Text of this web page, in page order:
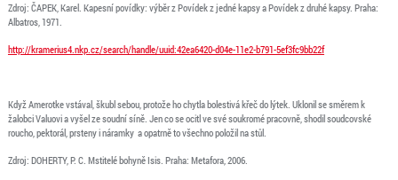
Zdroj: ČAPEK, Karel. Kapesní povídky: výběr z Povídek z jedné kapsy a Povídek z druhé kapsy. Praha:
Albatros, 1971.
http://kramerius4.nkp.cz/search/handle/uuid:42ea6420-d04e-11e2-b791-5ef3fc9bb22f
Když Amerotke vstával, škubl sebou, protože ho chytla bolestivá křeč do lýtek. Uklonil se směrem k
žalobci Valuovi a vyšel ze soudní síně. Jen co se ocitl ve své soukromé pracovně, shodil soudcovské
roucho, pektorál, prsteny i náramky a opatrně to všechno položil na stůl.
Zdroj: DOHERTY, P. C. Mstitelé bohyně Isis. Praha: Metafora, 2006.